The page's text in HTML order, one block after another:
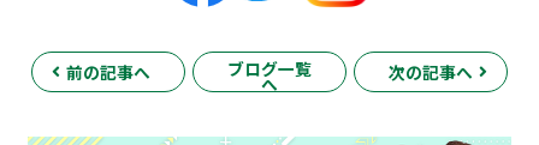
前の記事へ ブログ一覧
へ
次の記事へ